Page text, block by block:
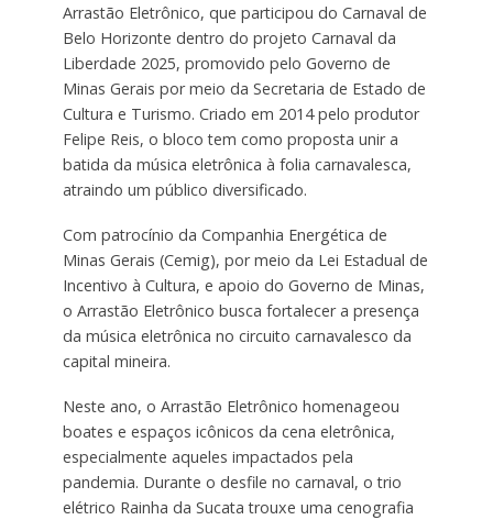
Arrastão Eletrônico, que participou do Carnaval de
Belo Horizonte dentro do projeto Carnaval da
Liberdade 2025, promovido pelo Governo de
Minas Gerais por meio da Secretaria de Estado de
Cultura e Turismo. Criado em 2014 pelo produtor
Felipe Reis, o bloco tem como proposta unir a
batida da música eletrônica à folia carnavalesca,
atraindo um público diversificado.
Com patrocínio da Companhia Energética de
Minas Gerais (Cemig), por meio da Lei Estadual de
Incentivo à Cultura, e apoio do Governo de Minas,
o Arrastão Eletrônico busca fortalecer a presença
da música eletrônica no circuito carnavalesco da
capital mineira.
Neste ano, o Arrastão Eletrônico homenageou
boates e espaços icônicos da cena eletrônica,
especialmente aqueles impactados pela
pandemia. Durante o desfile no carnaval, o trio
elétrico Rainha da Sucata trouxe uma cenografia